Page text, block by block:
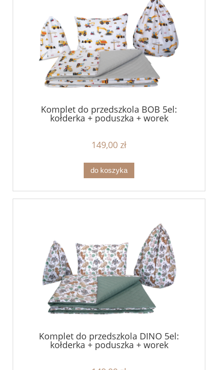
Komplet do przedszkola BOB 5el:
kołderka + poduszka + worek
149,00 zł
do koszyka
Komplet do przedszkola DINO 5el:
kołderka + poduszka + worek